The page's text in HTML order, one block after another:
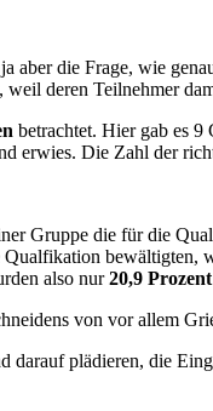
aber die Frage, wie
deren Teilnehmer
betrachtet. Hier gab es
erwies. Die Zahl der
Gruppe die für die
Qualfikation bewältigten,
also nur20,9
von vor allem
plädieren, die